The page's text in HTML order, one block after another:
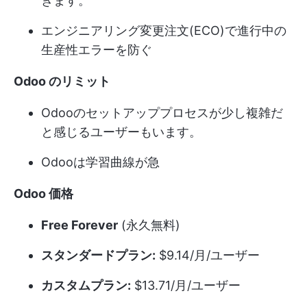
エンジニアリング変更注文(ECO)で進行中の
生産性エラーを防ぐ
Odoo のリミット
Odooのセットアッププロセスが少し複雑だ
と感じるユーザーもいます。
Odooは学習曲線が急
Odoo 価格
Free Forever (永久無料)
スタンダードプラン: $9.14/月/ユーザー
カスタムプラン: $13.71/月/ユーザー